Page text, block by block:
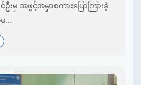
င်ဦးမှ အဖွင့်အမှာစကားပြောကြားခဲ့
...